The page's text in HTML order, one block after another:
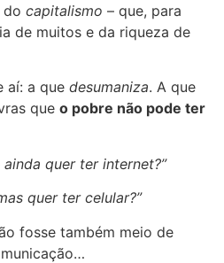
do capitalismo – que, para
de muitos e da riqueza de
aí: a que desumaniza. A que
que o pobre não pode ter
quer ter internet?”
quer ter celular?”
fosse também meio de